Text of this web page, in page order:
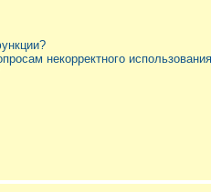
некорректного